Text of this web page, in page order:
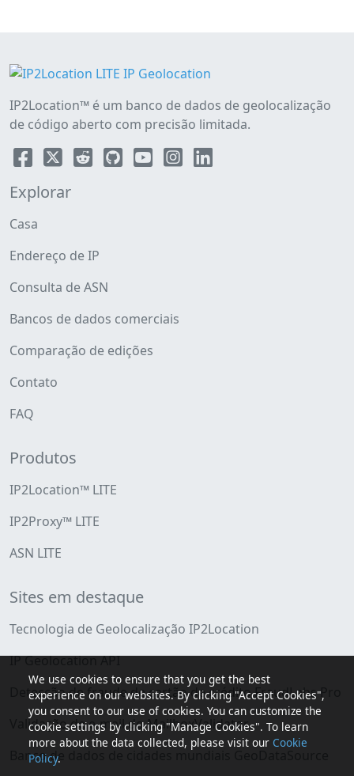
IP2Location™ é um banco de dados de geolocalização
de código aberto com precisão limitada.
Explorar
Casa
Endereço de IP
Consulta de ASN
Bancos de dados comerciais
Comparação de edições
Contato
FAQ
Produtos
IP2Location™ LITE
IP2Proxy™ LITE
ASN LITE
Sites em destaque
Tecnologia de Geolocalização IP2Location
IP Geolocation API
Detecção de fraude de cartão de crédito FraudLabs Pro
Validação de e-mail do MailboxValidator
Banco de dados de cidades mundiais GeoDataSource
We use cookies to ensure that you get the best
experience on our websites. By clicking "Accept Cookies",
you consent to our use of cookies. You can customize the
cookie settings by clicking "Manage Cookies". To learn
more about the data collected, please visit our Cookie
Policy.